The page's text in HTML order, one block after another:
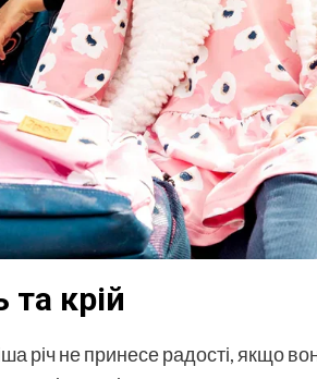
та крій
річ не принесе радості, якщо